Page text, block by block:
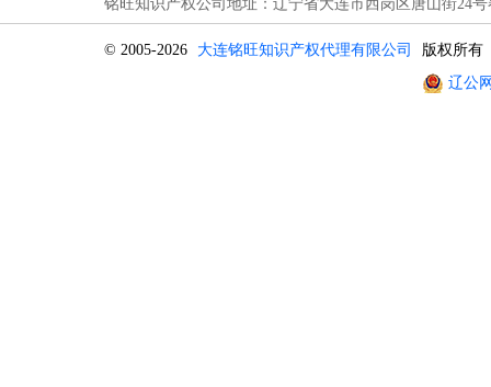
铭旺知识产权公司地址：辽宁省大连市西岗区唐山街24
© 2005-2026 大连铭旺知识产权代理有限公司
版权所有
辽公